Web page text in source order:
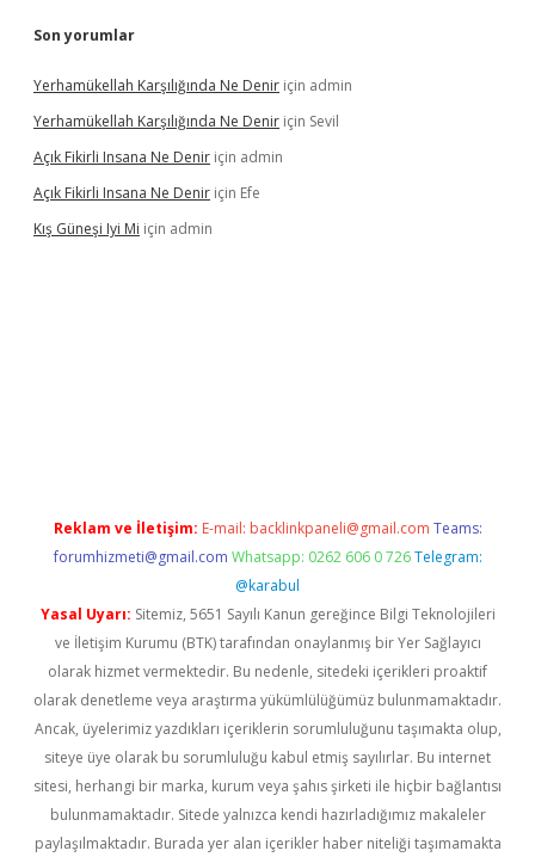
Son yorumlar
Yerhamükellah Karşılığında Ne Denir için admin
Yerhamükellah Karşılığında Ne Denir için Sevil
Açık Fikirli Insana Ne Denir için admin
Açık Fikirli Insana Ne Denir için Efe
Kış Güneşi Iyi Mi için admin
Reklam ve İletişim: E-mail: backlinkpaneli@gmail.com Teams:
forumhizmeti@gmail.com Whatsapp: 0262 606 0 726 Telegram:
@karabul
Yasal Uyarı: Sitemiz, 5651 Sayılı Kanun gereğince Bilgi Teknolojileri
ve İletişim Kurumu (BTK) tarafından onaylanmış bir Yer Sağlayıcı
olarak hizmet vermektedir. Bu nedenle, sitedeki içerikleri proaktif
olarak denetleme veya araştırma yükümlülüğümüz bulunmamaktadır.
Ancak, üyelerimiz yazdıkları içeriklerin sorumluluğunu taşımakta olup,
siteye üye olarak bu sorumluluğu kabul etmiş sayılırlar. Bu internet
sitesi, herhangi bir marka, kurum veya şahıs şirketi ile hiçbir bağlantısı
bulunmamaktadır. Sitede yalnızca kendi hazırladığımız makaleler
paylaşılmaktadır. Burada yer alan içerikler haber niteliği taşımamakta